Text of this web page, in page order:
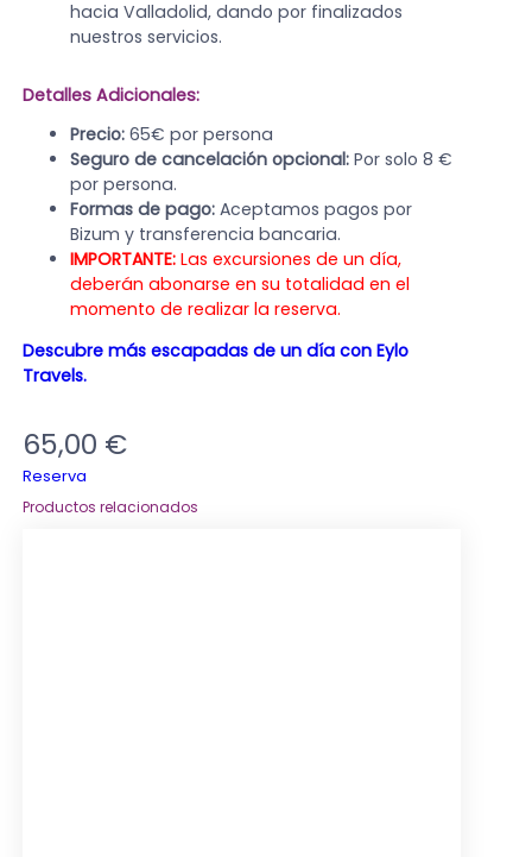
hacia Valladolid, dando por finalizados
nuestros servicios.
Detalles Adicionales:
Precio:65€ por persona
Seguro de cancelación opcional:Por solo 8 €
por persona.
Formas de pago:Aceptamos pagos por
Bizum y transferencia bancaria.
IMPORTANTE:Las excursiones de un día,
deberán abonarse en su totalidad en el
momento de realizar la reserva.
Descubre más escapadas de un día con Eylo
Travels.
65,00 €
Reserva
Productos relacionados